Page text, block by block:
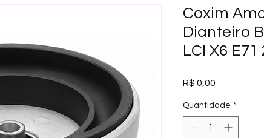
Coxim
Dianteiro
LCI X6
R$ 0,00
Quantidade *